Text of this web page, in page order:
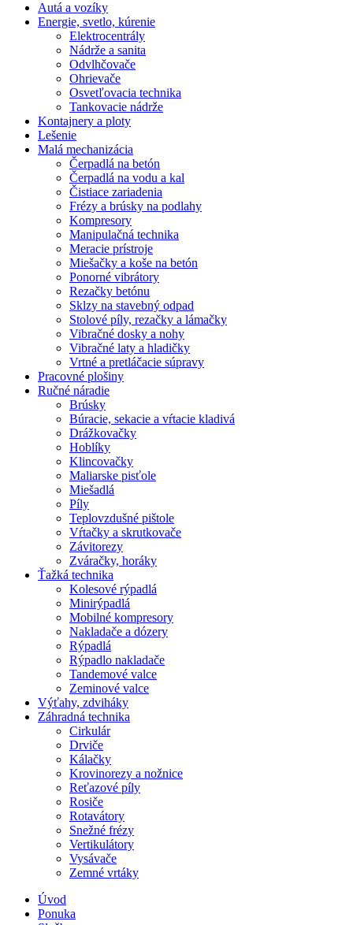
Autá a vozíky
Energie, svetlo, kúrenie
Elektrocentrály
Nádrže a sanita
Odvlhčovače
Ohrievače
Osvetľovacia technika
Tankovacie nádrže
Kontajnery a ploty
Lešenie
Malá mechanizácia
Čerpadlá na betón
Čerpadlá na vodu a kal
Čistiace zariadenia
Frézy a brúsky na podlahy
Kompresory
Manipulačná technika
Meracie prístroje
Miešačky a koše na betón
Ponorné vibrátory
Rezačky betónu
Sklzy na stavebný odpad
Stolové píly, rezačky a lámačky
Vibračné dosky a nohy
Vibračné laty a hladičky
Vrtné a pretláčacie súpravy
Pracovné plošiny
Ručné náradie
Brúsky
Búracie, sekacie a vŕtacie kladivá
Drážkovačky
Hoblíky
Klincovačky
Maliarske pisťole
Miešadlá
Píly
Teplovzdušné pištole
Vŕtačky a skrutkovače
Závitorezy
Zváračky, horáky
Ťažká technika
Kolesové rýpadlá
Minirýpadlá
Mobilné kompresory
Nakladače a dózery
Rýpadlá
Rýpadlo nakladače
Tandemové valce
Zeminové valce
Výťahy, zdviháky
Záhradná technika
Cirkulár
Drviče
Kálačky
Krovinorezy a nožnice
Reťazové píly
Rosiče
Rotavátory
Snežné frézy
Vertikulátory
Vysávače
Zemné vrtáky
Úvod
Ponuka